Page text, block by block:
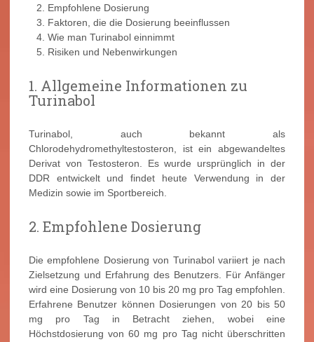
Empfohlene Dosierung
Faktoren, die die Dosierung beeinflussen
Wie man Turinabol einnimmt
Risiken und Nebenwirkungen
1. Allgemeine Informationen zu
Turinabol
Turinabol, auch bekannt als
Chlorodehydromethyltestosteron, ist ein abgewandeltes
Derivat von Testosteron. Es wurde ursprünglich in der
DDR entwickelt und findet heute Verwendung in der
Medizin sowie im Sportbereich.
2. Empfohlene Dosierung
Die empfohlene Dosierung von Turinabol variiert je nach
Zielsetzung und Erfahrung des Benutzers. Für Anfänger
wird eine Dosierung von 10 bis 20 mg pro Tag empfohlen.
Erfahrene Benutzer können Dosierungen von 20 bis 50
mg pro Tag in Betracht ziehen, wobei eine
Höchstdosierung von 60 mg pro Tag nicht überschritten